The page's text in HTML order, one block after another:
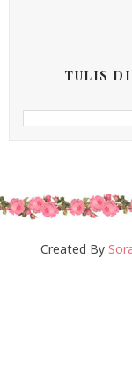
TULIS DI
Created By